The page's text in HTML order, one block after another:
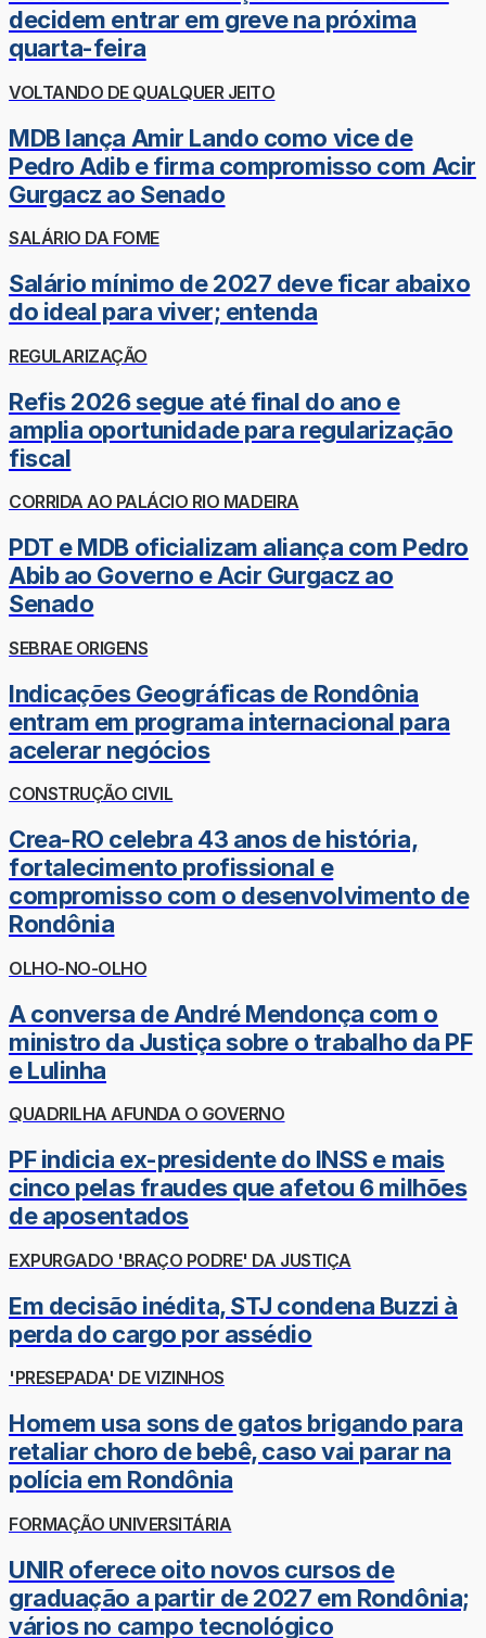
decidem entrar em greve na próxima
quarta-feira
VOLTANDO DE QUALQUER JEITO
MDB lança Amir Lando como vice de
Pedro Adib e firma compromisso com Acir
Gurgacz ao Senado
SALÁRIO DA FOME
Salário mínimo de 2027 deve ficar abaixo
do ideal para viver; entenda
REGULARIZAÇÃO
Refis 2026 segue até final do ano e
amplia oportunidade para regularização
fiscal
CORRIDA AO PALÁCIO RIO MADEIRA
PDT e MDB oficializam aliança com Pedro
Abib ao Governo e Acir Gurgacz ao
Senado
SEBRAE ORIGENS
Indicações Geográficas de Rondônia
entram em programa internacional para
acelerar negócios
CONSTRUÇÃO CIVIL
Crea-RO celebra 43 anos de história,
fortalecimento profissional e
compromisso com o desenvolvimento de
Rondônia
OLHO-NO-OLHO
A conversa de André Mendonça com o
ministro da Justiça sobre o trabalho da PF
e Lulinha
QUADRILHA AFUNDA O GOVERNO
PF indicia ex-presidente do INSS e mais
cinco pelas fraudes que afetou 6 milhões
de aposentados
EXPURGADO 'BRAÇO PODRE' DA JUSTIÇA
Em decisão inédita, STJ condena Buzzi à
perda do cargo por assédio
'PRESEPADA' DE VIZINHOS
Homem usa sons de gatos brigando para
retaliar choro de bebê, caso vai parar na
polícia em Rondônia
FORMAÇÃO UNIVERSITÁRIA
UNIR oferece oito novos cursos de
graduação a partir de 2027 em Rondônia;
vários no campo tecnológico